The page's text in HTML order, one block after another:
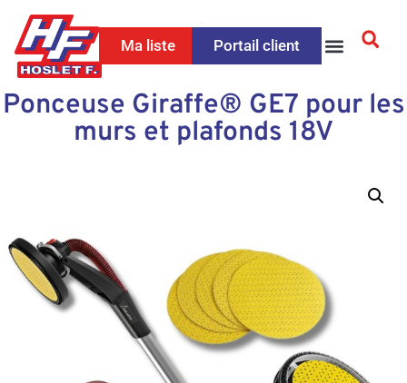
Ma liste Portail client
Ponceuse Giraffe® GE7 pour les
murs et plafonds 18V